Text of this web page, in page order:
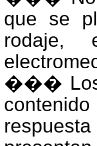
que se
rodaje,
���